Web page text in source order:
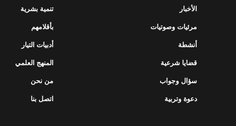
الأخبار
مرئيات وصوتيات
أنشطة
قضايا شرعية
سؤال وجواب
دعوة وتربية
تنمية بشرية
بأقلامهم
أدبيات التيار
المنهج العلمي
من نحن
اتصل بنا